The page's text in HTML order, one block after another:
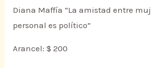
Diana Maffía “La amistad entre
personal es político”
Arancel: $ 200